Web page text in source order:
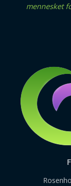
mennesket